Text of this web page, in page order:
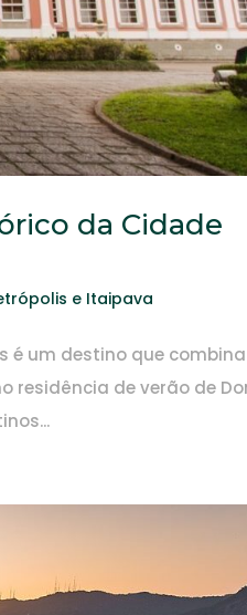
da Cidade
e Itaipava
é um destino que combina
residência de verão de